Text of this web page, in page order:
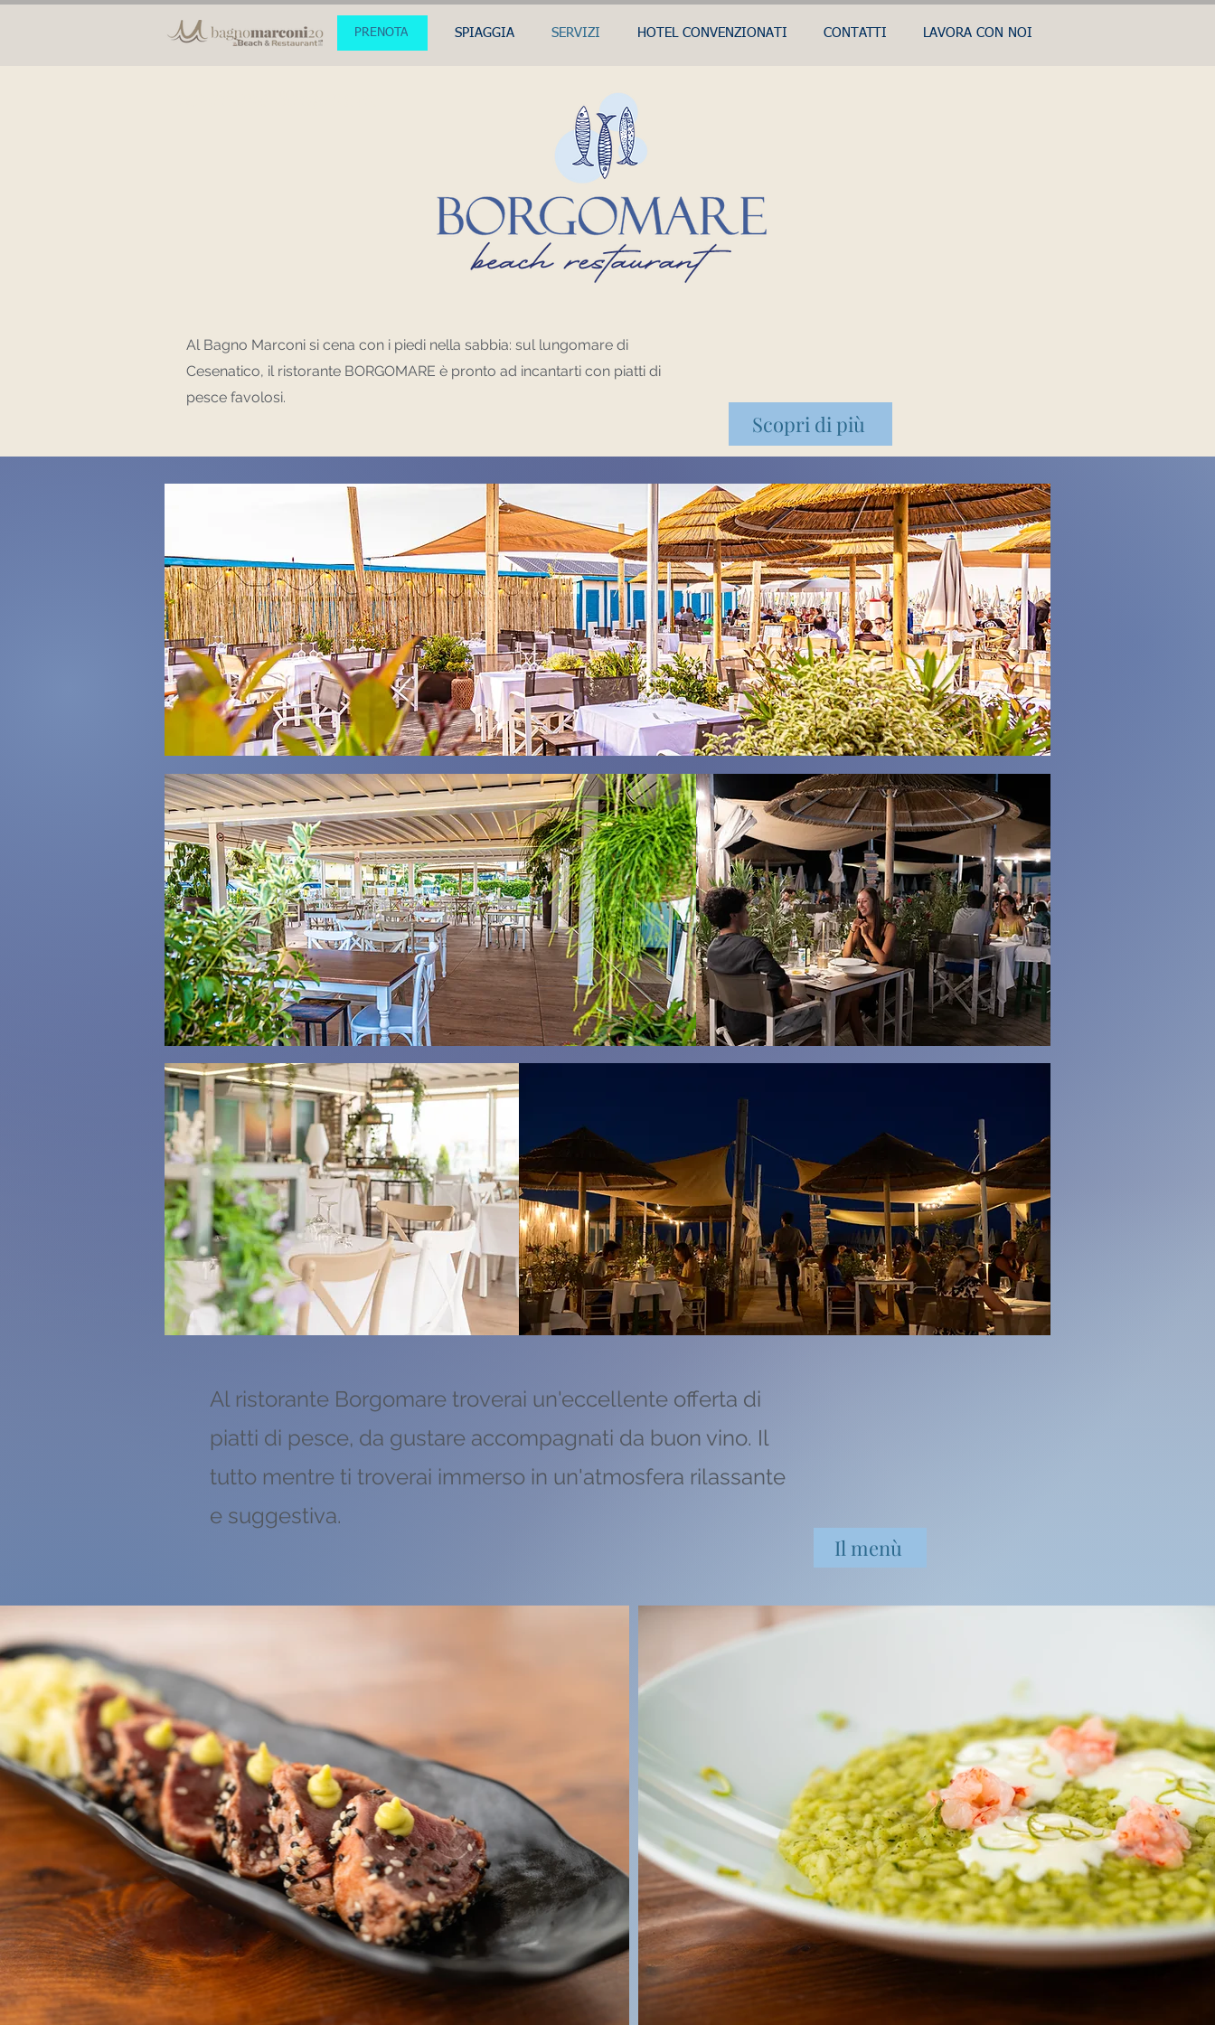
PRENOTA SPIAGGIA SERVIZI HOTEL CONVENZIONATI CONTATTI LAVORA CON NOI
Al Bagno Marconi si cena con i piedi nella sabbia: sul lungomare di
Cesenatico, il ristorante BORGOMARE è pronto ad incantarti con piatti di
pesce favolosi.
Scopri di più
Al ristorante Borgomare troverai un'eccellente offerta di
piatti di pesce, da gustare accompagnati da buon vino. Il
tutto mentre ti troverai immerso in un'atmosfera rilassante
e suggestiva.
Il menù